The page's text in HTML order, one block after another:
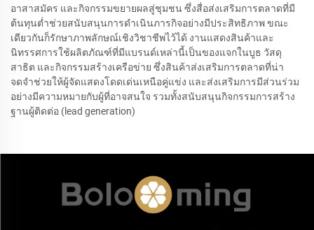
อาสาสมัคร และกิจกรรมขยายผลสู่ชุมชน ซึ่งสื่อส่งเสริมการตลาดที่มี
ต้นทุนต่ำช่วยสนับสนุนการดำเนินภารกิจอย่างมีประสิทธิภาพ ขณะ
เดียวกันก็รักษาภาพลักษณ์เชิงวิชาชีพไว้ได้ งานแสดงสินค้าและ
นิทรรศการใช้ผลิตภัณฑ์ที่มีแบรนด์เหล่านี้เป็นของแจกในบูธ วัสดุ
สาธิต และกิจกรรมสร้างเครือข่าย ซึ่งสินค้าส่งเสริมการตลาดที่น่า
จดจำช่วยให้ผู้จัดแสดงโดดเด่นเหนือคู่แข่ง และส่งเสริมการมีส่วนร่วม
อย่างมีความหมายกับผู้ที่อาจสนใจ รวมทั้งสนับสนุนกิจกรรมการสร้าง
ฐานผู้ติดต่อ (lead generation)